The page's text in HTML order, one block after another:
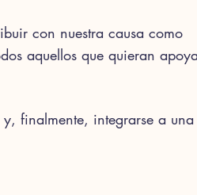
con nuestra causa como
aquellos que quieran
y, finalmente, integrarse a una